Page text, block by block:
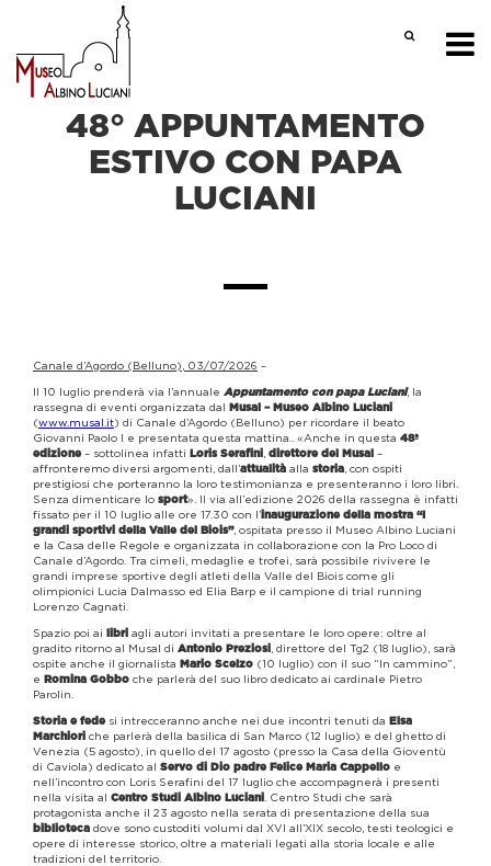
48° APPUNTAMENTO
ESTIVO CON PAPA
LUCIANI
Canale d’Agordo (Belluno), 03/07/2026 –
Il 10 luglio prenderà via l’annuale Appuntamento con papa Luciani, la
rassegna di eventi organizzata dal
Musal – Museo Albino Luciani
(www.musal.it) di Canale d’Agordo (Belluno) per ricordare il beato
Giovanni Paolo I e presentata questa mattina.. «Anche in questa 48ª
edizione– sottolinea infatti Loris Serafini direttore del Musal –
affronteremo diversi argomenti, dall’attualità alla storia , con ospiti
prestigiosi che porteranno la loro testimonianza e presenteranno i loro libri.
Senza dimenticare lo sport». Il via all’edizione 2026 della rassegna è infatti
fissato per il 10 luglio alle ore 17.30 con l’inaugurazione della mostra “I
grandi sportivi della Valle del Biois”, ospitata presso il Museo Albino Luciani
e la Casa delle Regole e organizzata in collaborazione con la Pro Loco di
Canale d’Agordo. Tra cimeli, medaglie e trofei, sarà possibile rivivere le
grandi imprese sportive degli atleti della Valle del Biois come gli
olimpionici Lucia Dalmasso ed Elia Barp e il campione di trial running
Lorenzo Cagnati.
Spazio poi ai libri agli autori invitati a presentare le loro opere: oltre al
gradito ritorno al Musal di Antonio Preziosi , direttore del Tg2 (18 luglio), sarà
ospite anche il giornalista
Mario Scelzo (10 luglio) con il suo “In cammino”,
e
Romina Gobbo che parlerà del suo libro dedicato ai cardinale Pietro
Parolin.
Storia e fede si intrecceranno anche nei due incontri tenuti da
Elsa
Marchiori che parlerà della basilica di San Marco (12 luglio) e del ghetto di
Venezia (5 agosto), in quello del 17 agosto (presso la Casa della Gioventù
di Caviola) dedicato al Servo di Dio padre Felice Maria Cappello e
nell’incontro con Loris Serafini del 17 luglio che accompagnerà i presenti
nella visita al Centro Studi Albino Luciani . Centro Studi che sarà
protagonista anche il 23 agosto nella serata di presentazione della sua
biblioteca dove sono custoditi volumi dal XVI all’XIX secolo, testi teologici e
opere di interesse storico, oltre a materiali legati alla storia locale e alle
tradizioni del territorio.